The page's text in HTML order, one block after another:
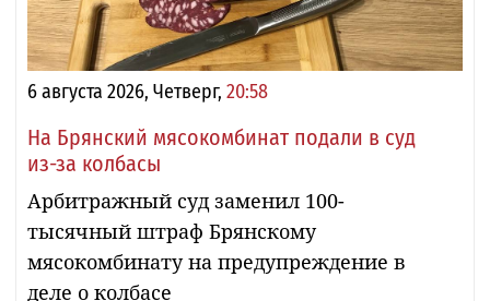
6 августа 2026, Четверг, 20:58
На Брянский мясокомбинат подали в суд
из-за колбасы
Арбитражный суд заменил 100-
тысячный штраф Брянскому
мясокомбинату на предупреждение в
деле о колбасе